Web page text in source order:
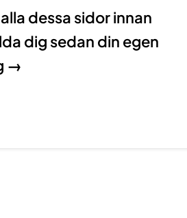
dessa sidor innan
dig sedan din egen
→